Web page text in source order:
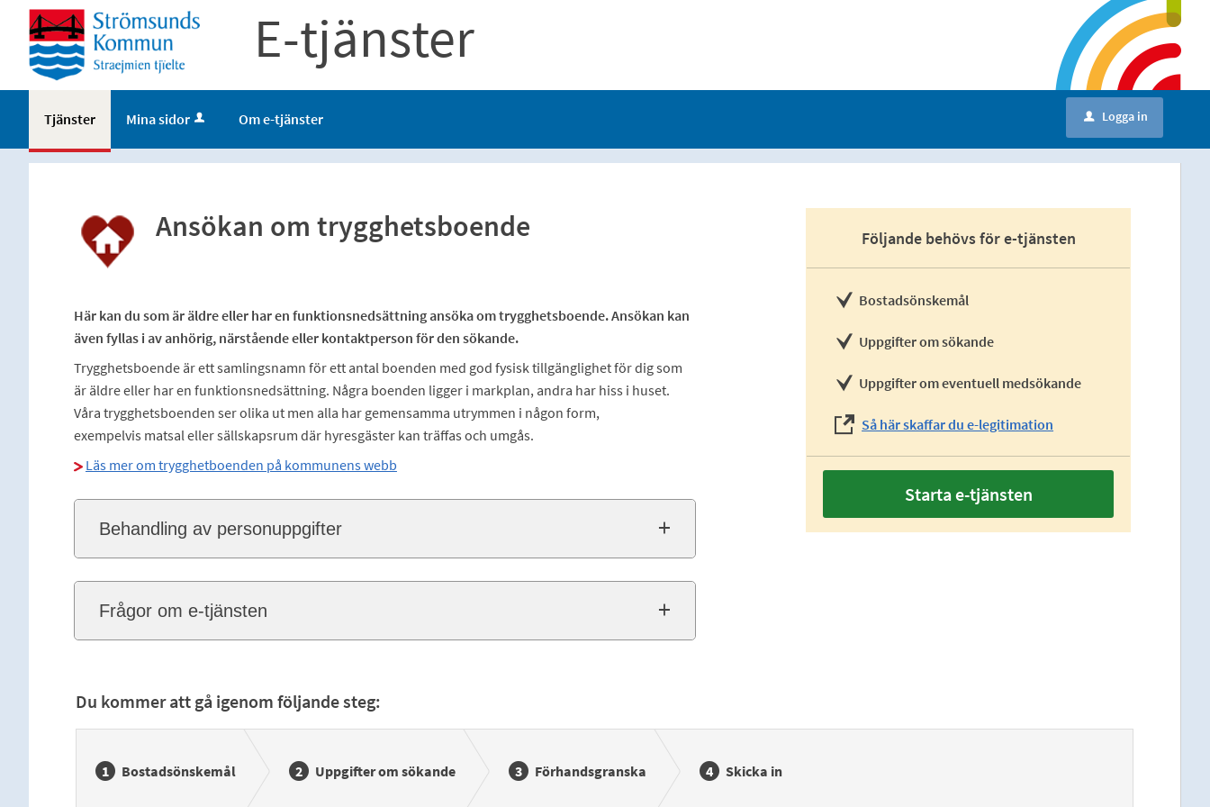
E-tjänster
Tjänster Mina sidor Om e-tjänster u Logga in
Ansökan om trygghetsboende
Här kan du som är äldre eller har en funktionsnedsättning ansöka om trygghetsboende. Ansökan kan
även fyllas i av anhörig, närstående eller kontaktperson för den sökande.
Trygghetsboende är ett samlingsnamn för ett antal boenden med god fysisk tillgänglighet för dig som
är äldre eller har en funktionsnedsättning. Några boenden ligger i markplan, andra har hiss i huset.
Våra trygghetsboenden ser olika ut men alla har gemensamma utrymmen i någon form,
exempelvis matsal eller sällskapsrum där hyresgäster kan träffas och umgås.
Läs mer om trygghetboenden på kommunens webb
Behandling av personuppgifter
Frågor om e-tjänsten
Följande behövs för e-tjänsten
Bostadsönskemål
Uppgifter om sökande
Uppgifter om eventuell medsökande
Så här skaffar du e-legitimation
Starta e-tjänsten
Du kommer att gå igenom följande steg:
Bostadsönskemål Uppgifter om sökande Förhandsgranska Skicka in